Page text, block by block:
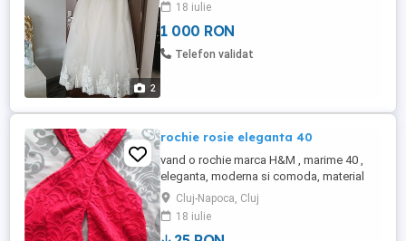
2
18 iulie
1 000 RON
Telefon validat
rochie rosie eleganta 40
vand o rochie marca H&M , marime 40 ,
eleganta, moderna si comoda, material
nesifonabil, culoare rosie foarte placuta,
nimic strident, material dantelat cu
caqptuseala de aceiasi culoare, nu este
Cluj-Napoca, Cluj
18 iulie